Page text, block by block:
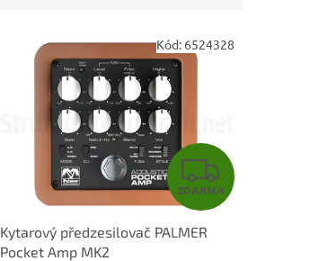
Z
D
ZDARMA
Kytarový předzesilovač PALMER
Pocket Amp MK2
Kód: 6524328